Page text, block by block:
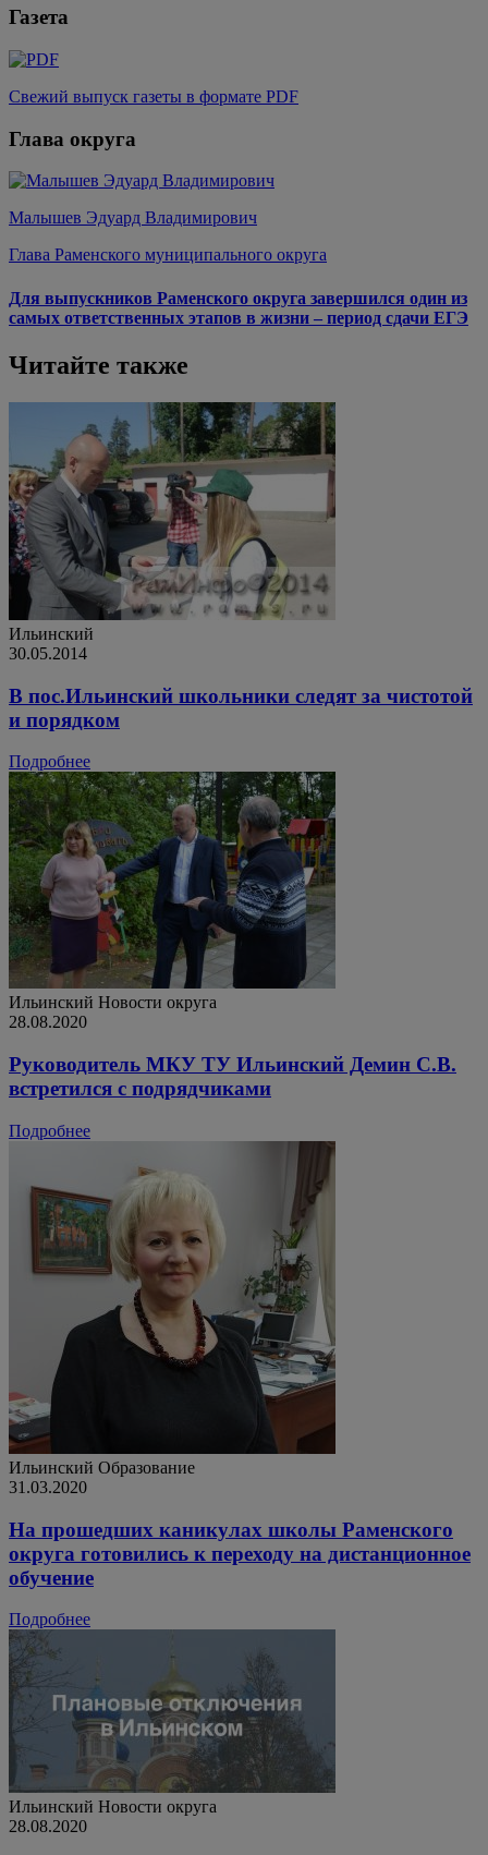
Газета
Свежий выпуск газеты в формате PDF
Глава округа
Малышев Эдуард Владимирович
Глава Раменского муниципального округа
Для выпускников Раменского округа завершился один из
самых ответственных этапов в жизни – период сдачи ЕГЭ
Читайте также
Ильинский
30.05.2014
В пос.Ильинский школьники следят за чистотой
и порядком
Подробнее
Ильинский Новости округа
28.08.2020
Руководитель МКУ ТУ Ильинский Демин С.В.
встретился с подрядчиками
Подробнее
Ильинский Образование
31.03.2020
На прошедших каникулах школы Раменского
округа готовились к переходу на дистанционное
обучение
Подробнее
Ильинский Новости округа
28.08.2020